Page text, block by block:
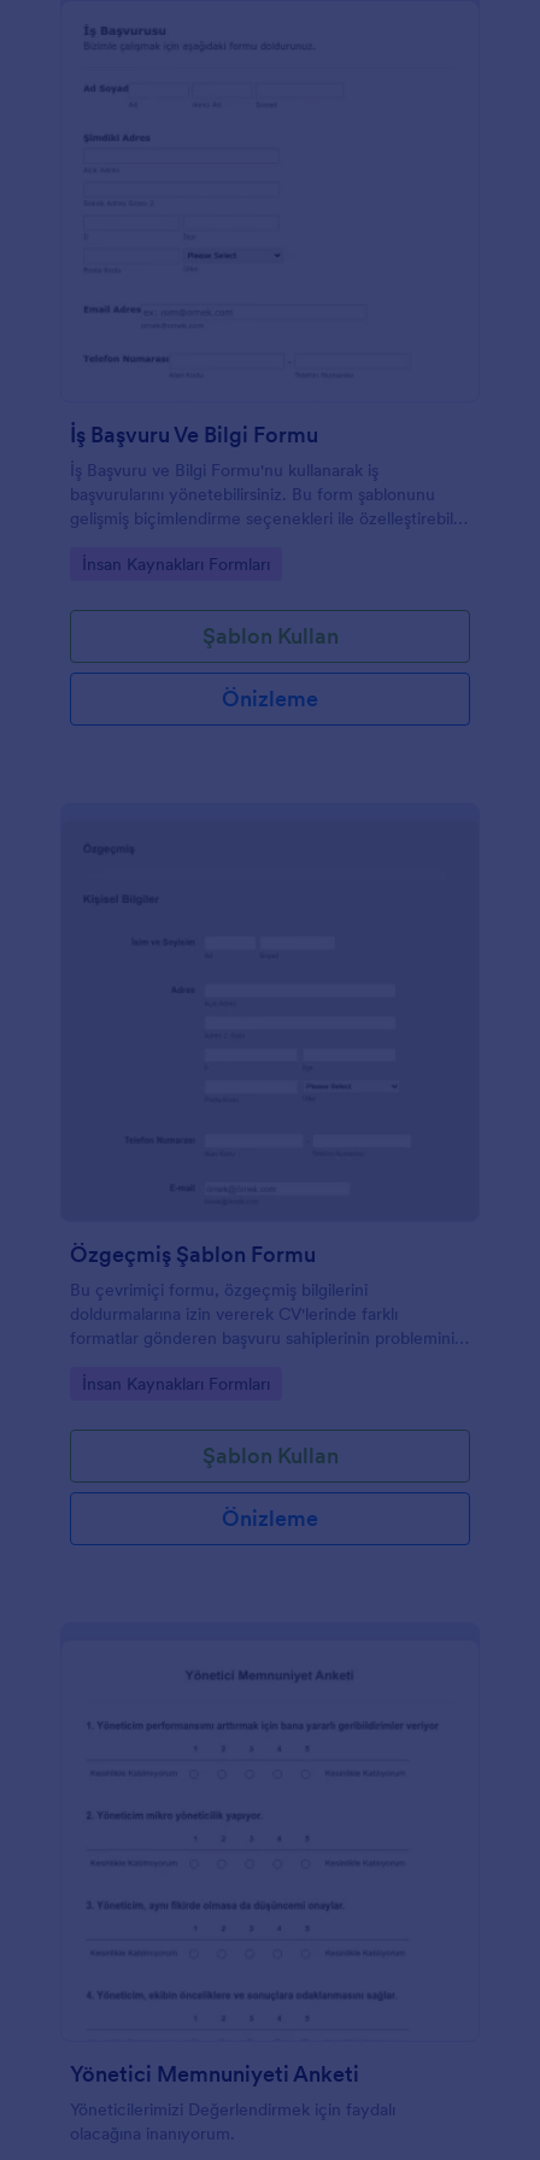
İş Başvuru Ve Bilgi Formu
İş Başvuru ve Bilgi Formu'nu kullanarak iş
başvurularını yönetebilirsiniz. Bu form şablonunu
gelişmiş biçimlendirme seçenekleri ile özelleştirebilir,
uyumlu hale getirebilirsiniz.
Go to Category:
İnsan Kaynakları Formları
Şablon Kullan
Önizleme
Özgeçmiş Şablon Formu
Bu çevrimiçi formu, özgeçmiş bilgilerini
doldurmalarına izin vererek CV'lerinde farklı
formatlar gönderen başvuru sahiplerinin problemini
Go to Category:
İnsan Kaynakları Formları
Şablon Kullan
Önizleme
Yönetici Memnuniyeti Anketi
Yöneticilerimizi Değerlendirmek için faydalı
olacağına inanıyorum.